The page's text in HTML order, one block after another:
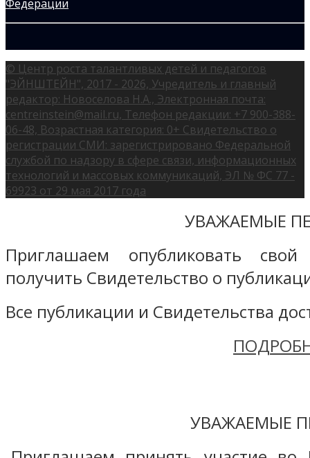
© Центр роста талантливых детей и педагогов
"ЭЙНШТЕЙН", 2017 - 2026, Учредитель и главный
редактор: Новоселова Н.А., Электронная почта:
centreinstein@mail.ru, Телефон редакции: +7 900-388-
06-48, Возрастная категория: 0+ Свидетельство о
регистрации СМИ: зарегистрировано Федеральной
службой по надзору в сфере связи, информационных
технологий и массовых коммуникаций, ЭЛ № ФС 77 -
69923 от 29 мая 2017 года
УВАЖАЕМЫЕ
Приглашаем опубликовать
получить Свидетельство о
Все публикации и Свидетельства
УВАЖАЕМЫЕ